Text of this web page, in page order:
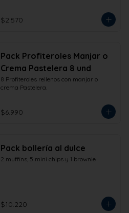
$2.570
Pack Profiteroles Manjar o
Crema Pastelera 8 und
8 Profiteroles rellenos con manjar o
crema Pastelera.
$6.990
Pack bollería al dulce
2 muffins, 5 mini chips y 1 brownie
$10.220